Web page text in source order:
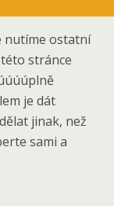
nutíme ostatní
stránce
je dát
jinak, než
sami a